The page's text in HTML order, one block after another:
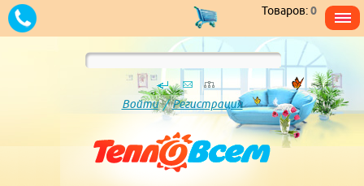
Товаров:0
Войти/Регистрация